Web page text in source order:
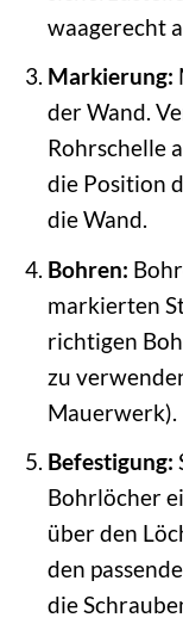
waagerecht
Markierung:
der Wand.
Rohrschelle
die Position
die Wand.
Bohren:
markierten
richtigen
zu
Mauerwerk).
Befestigung:
Bohrlöcher
über den
den
die